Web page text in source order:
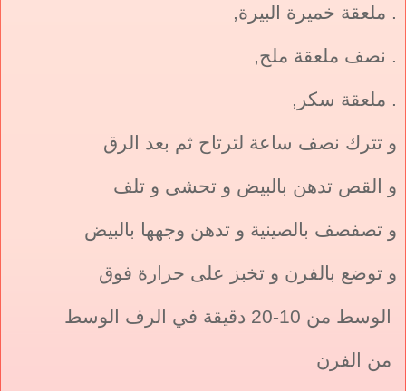
. ملعقة خميرة البيرة,
. نصف ملعقة ملح,
. ملعقة سكر,
و تترك نصف ساعة لترتاح ثم بعد الرق
و القص تدهن بالبيض و تحشى و تلف
و تصفصف بالصينية و تدهن وجهها بالبيض
و توضع بالفرن و تخبز على حرارة فوق
الوسط من 10-20 دقيقة في الرف الوسط
من الفرن